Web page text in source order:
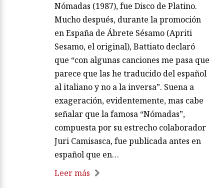
Nómadas (1987), fue Disco de Platino.
Mucho después, durante la promoción
en España de Ábrete Sésamo (Apriti
Sesamo, el original), Battiato declaró
que “con algunas canciones me pasa que
parece que las he traducido del español
al italiano y no a la inversa”. Suena a
exageración, evidentemente, mas cabe
señalar que la famosa “Nómadas”,
compuesta por su estrecho colaborador
Juri Camisasca, fue publicada antes en
español que en…
Leer más